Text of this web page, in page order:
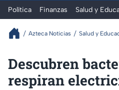
Política Finanzas Salud y
Azteca Noticias Salud y
Descubren
respiran